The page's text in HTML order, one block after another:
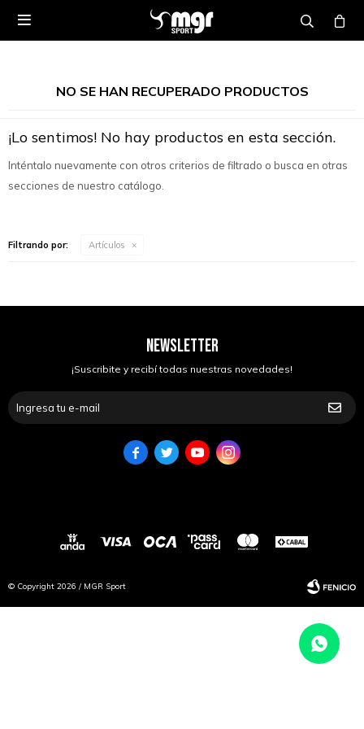

NO SE HAN RECUPERADO PRODUCTOS
¡Lo sentimos! No hay productos en esta sección.
Inténtalo nuevamente con otros criterios de filtrado o busca en otras
secciones de nuestro catálogo.
Filtrando por: Artículos
NEWSLETTER
¡Suscribite y recibí todas nuestras novedades!
   
© Copyright 2026 / MGR Sport